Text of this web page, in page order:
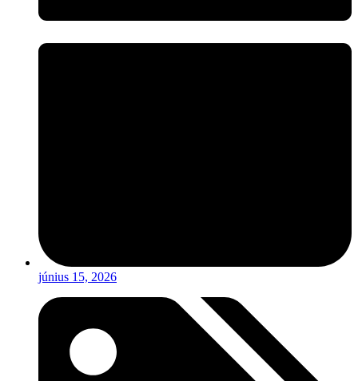
június 15, 2026